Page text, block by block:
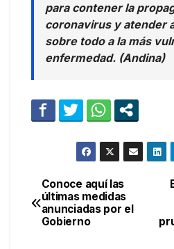
para contener la
coronavirus y atender
sobre todo a la más
enfermedad. (Andina)
Navegación
de
Conoce aquí las
últimas medidas
anunciadas por el
Gobierno